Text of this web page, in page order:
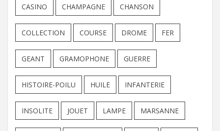
CASINO CHAMPAGNE CHANSON
COLLECTION COURSE DROME FER
GEANT GRAMOPHONE GUERRE
HISTOIRE-POILU HUILE INFANTERIE
INSOLITE JOUET LAMPE MARSANNE